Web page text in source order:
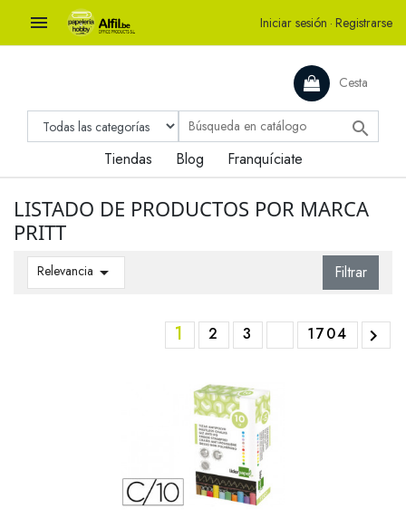
 Iniciar sesión · Registrarse
Cesta

Tiendas Blog Franquíciate
LISTADO DE PRODUCTOS POR MARCA
PRITT
Relevancia  Filtrar
1 2 3 1704 